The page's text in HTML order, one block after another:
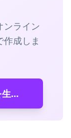
ンライン
作成しま
Google Meet QR コードを生成する